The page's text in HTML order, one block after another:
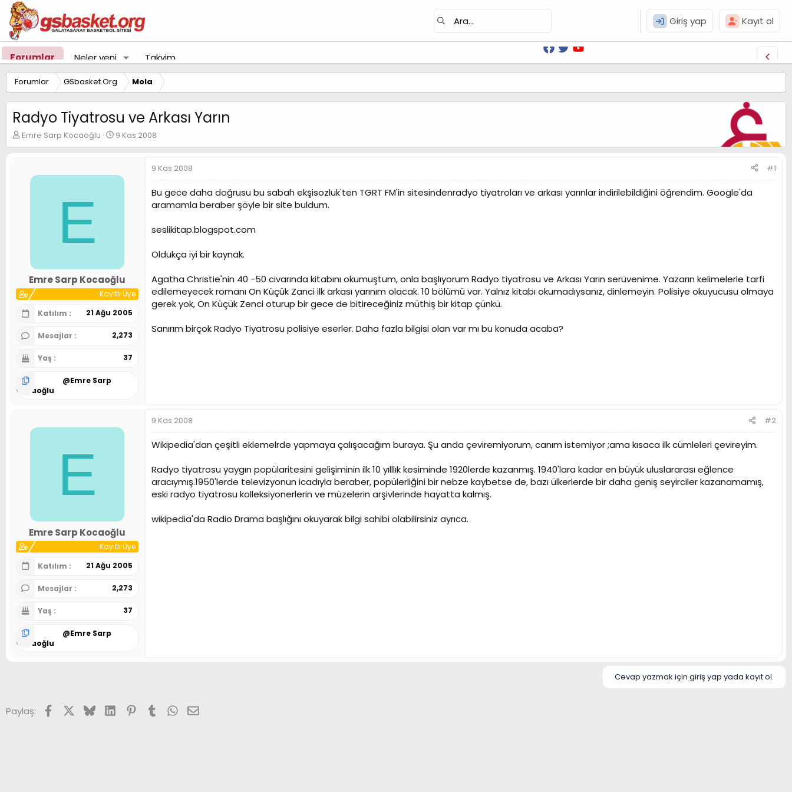
Giriş yap Kayıt ol
Forumlar Neler yeni Takvim
Forumlar GSbasket.Org Mola
Radyo Tiyatrosu ve Arkası Yarın
K
o
Emre Sarp Kocaoğlu
B
a
a
h
i
9 Kas 2008
E
Emre Sarp Kocaoğlu
Kayıtlı Üye
Katılım
21 Ağu 2005
Mesajlar 2,273
Yaş 37
@Emre Sarp
Kocaoğlu
9 Kas 2008 #1
Bu gece daha doğrusu bu sabah ekşisozluk'ten TGRT FM'in sitesindenradyo tiyatroları ve arkası yarınlar indirilebildiğini öğrendim. Google'da
aramamla beraber şöyle bir site buldum.
seslikitap.blogspot.com
Oldukça iyi bir kaynak.
Agatha Christie'nin 40 -50 civarında kitabını okumuştum, onla başlıyorum Radyo tiyatrosu ve Arkası Yarın serüvenime. Yazarın kelimelerle tarfi
edilemeyecek romanı On Küçük Zanci ilk arkası yarınım olacak. 10 bölümü var. Yalnız kitabı okumadıysanız, dinlemeyin. Polisiye okuyucusu olmaya
gerek yok, On Küçük Zenci oturup bir gece de bitireceğiniz müthiş bir kitap çünkü.
Sanırım birçok Radyo Tiyatrosu polisiye eserler. Daha fazla bilgisi olan var mı bu konuda acaba?
E
Emre Sarp Kocaoğlu
Kayıtlı Üye
Katılım
21 Ağu 2005
Mesajlar 2,273
Yaş 37
@Emre Sarp
Kocaoğlu
9 Kas 2008 #2
Wikipedia'dan çeşitli eklemelrde yapmaya çalışacağım buraya. Şu anda çeviremiyorum, canım istemiyor ;ama kısaca ilk cümleleri çevireyim.
Radyo tiyatrosu yaygın popülaritesini gelişiminin ilk 10 yılllık kesiminde 1920lerde kazanmış. 1940'lara kadar en büyük uluslararası eğlence
aracıymış.1950'lerde televizyonun icadıyla beraber, popülerliğini bir nebze kaybetse de, bazı ülkerlerde bir daha geniş seyirciler kazanamamış,
eski radyo tiyatrosu kolleksiyonerlerin ve müzelerin arşivlerinde hayatta kalmış.
wikipedia'da Radio Drama başlığını okuyarak bilgi sahibi olabilirsiniz ayrıca.
Cevap yazmak için giriş yap yada kayıt ol.
Paylaş: FacebookX (Twitter)
BlueskyLinkedInPinterest
Tumblr WhatsApp
E-posta